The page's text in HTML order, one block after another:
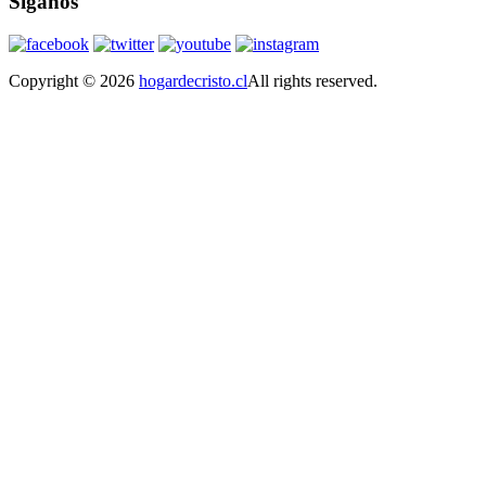
Copyright © 2026 hogardecristo.clAll rights reserved.